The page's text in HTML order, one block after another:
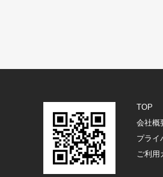
TOP
会社概
プライ
ご利用